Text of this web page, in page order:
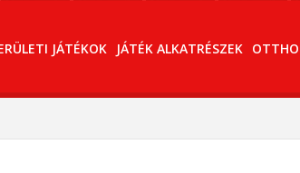
JÁTÉKOK JÁTÉK ALKATRÉSZEK